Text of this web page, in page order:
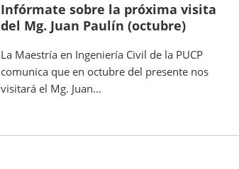
Infórmate sobre la próxima visita
del Mg. Juan Paulín (octubre)
La Maestría en Ingeniería Civil de la PUCP
comunica que en octubre del presente nos
visitará el Mg. Juan...